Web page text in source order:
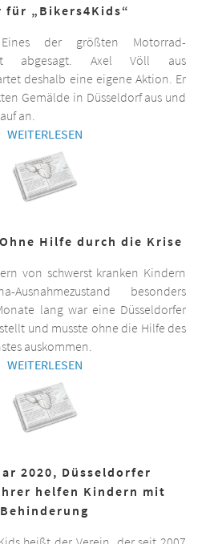
für „Bikers4Kids“
Eines der größten Motorrad-
abgesagt. Axel Völl aus
deshalb eine eigene Aktion. Er
Gemälde in Düsseldorf aus und
an.
WEITERLESEN
Hilfe durch die Krise
von schwerst kranken Kindern
besonders
lang war eine Düsseldorfer
und musste ohne die Hilfe des
auskommen.
WEITERLESEN
2020, Düsseldorfer
helfen Kindern mit
Behinderung